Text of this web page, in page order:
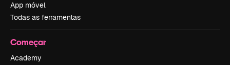
App móvel
Todas as ferramentas
Começar
Academy